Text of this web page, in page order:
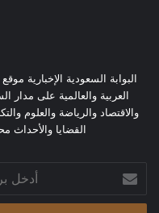
البوابة السعودية الإخبارية
العربية والعالمية على مدار
والاقتصاد والرياضة والعلوم
القضايا والأحداث
بريدك
الإلكتروني